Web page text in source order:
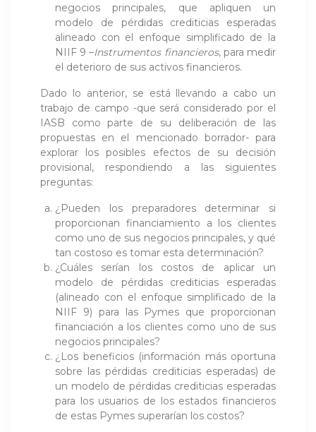
negocios principales, que apliquen un
modelo de pérdidas crediticias esperadas
alineado con el enfoque simplificado de la
NIIF 9 –Instrumentos financieros, para medir
el deterioro de sus activos financieros.
Dado lo anterior, se está llevando a cabo un
trabajo de campo -que será considerado por el
IASB como parte de su deliberación de las
propuestas en el mencionado borrador- para
explorar los posibles efectos de su decisión
provisional, respondiendo a las siguientes
preguntas:
¿Pueden los preparadores determinar si
proporcionan financiamiento a los clientes
como uno de sus negocios principales, y qué
tan costoso es tomar esta determinación?
¿Cuáles serían los costos de aplicar un
modelo de pérdidas crediticias esperadas
(alineado con el enfoque simplificado de la
NIIF 9) para las Pymes que proporcionan
financiación a los clientes como uno de sus
negocios principales?
¿Los beneficios (información más oportuna
sobre las pérdidas crediticias esperadas) de
un modelo de pérdidas crediticias esperadas
para los usuarios de los estados financieros
de estas Pymes superarían los costos?